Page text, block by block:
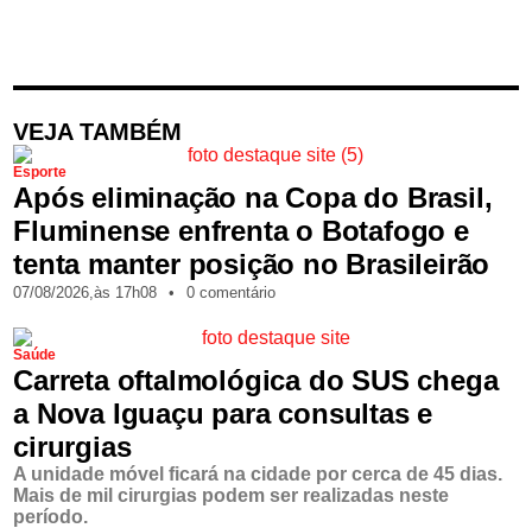
VEJA TAMBÉM
Esporte
Após eliminação na Copa do Brasil,
Fluminense enfrenta o Botafogo e
tenta manter posição no Brasileirão
07/08/2026,às 17h08 • 0 comentário
Saúde
Carreta oftalmológica do SUS chega
a Nova Iguaçu para consultas e
cirurgias
A unidade móvel ficará na cidade por cerca de 45 dias.
Mais de mil cirurgias podem ser realizadas neste
período.